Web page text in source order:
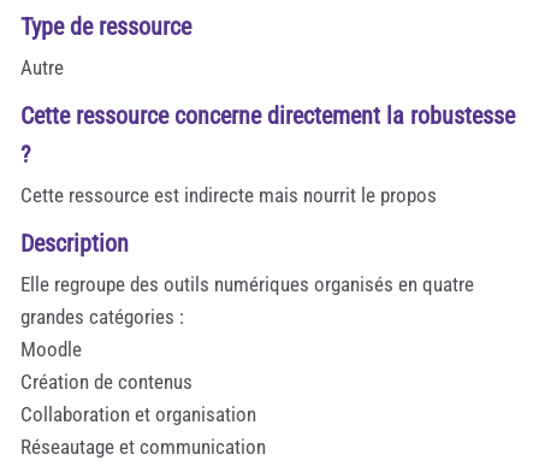
Type de ressource
Autre
Cette ressource concerne directement la robustesse
?
Cette ressource est indirecte mais nourrit le propos
Description
Elle regroupe des outils numériques organisés en quatre
grandes catégories :
Moodle
Création de contenus
Collaboration et organisation
Réseautage et communication